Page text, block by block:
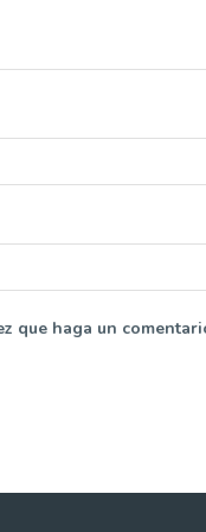
que haga un